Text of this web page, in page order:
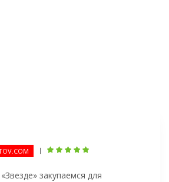
|
закупаемся для